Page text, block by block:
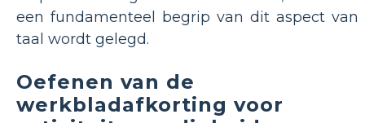
een fundamenteel begrip van dit aspect van
taal wordt gelegd.
Oefenen van de
werkbladafkorting voor